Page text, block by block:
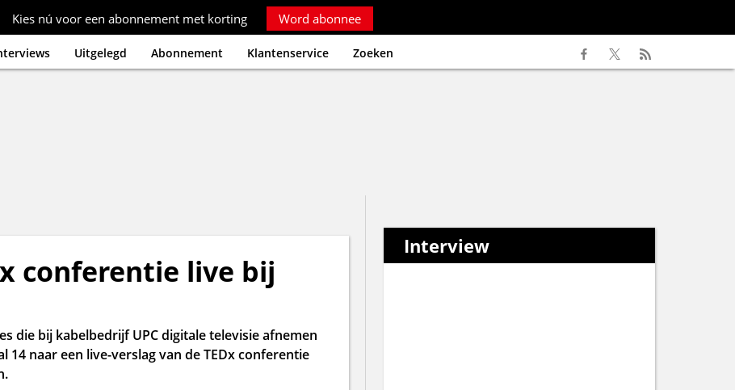
Kies nú voor een abonnement met korting Word abonnee
Uitgelegd Abonnement Klantenservice Zoeken
conferentie live bij
die bij kabelbedrijf UPC digitale televisie afnemen
14 naar een live-verslag van de TEDx conferentie
Interview